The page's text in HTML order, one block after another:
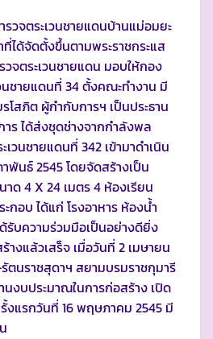
ตระเวนชายแดนบ้านแม่อมยะ
ได้จัดตั้งขึ้นตามพระราชกระแส
จตระเวนชายแดน มอบให้กอง
นชายแดนที่ 34 ตั้งคณะทำงาน มี
สภิต ผู้กำกับการฯ เป็นประธาน
ร ได้ส่งชุดช่างจากกำลังพล
วนชายแดนที่ 342 เข้ามาดำเนิน
พันธ์ 2545 โดยจัดสร้างเป็น
าด 4 X 24 เมตร 4 ห้องเรียน
กอบ ได้แก่ โรงอาหาร ห้องน้ำ
รับความร่วมมือเป็นอย่างดียิ่ง
างแล้วเสร็จ เมื่อวันที่ 2 เมษายน
ตนราชสุดาฯ สยามบรมราชกุมารี
นงบประมาณในการก่อสร้าง เปิด
งแรกวันที่ 16 พฤษภาคม 2545 มี